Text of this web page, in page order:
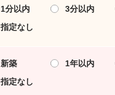
1分以内 3分以内
指定なし
新築 1年以内
指定なし